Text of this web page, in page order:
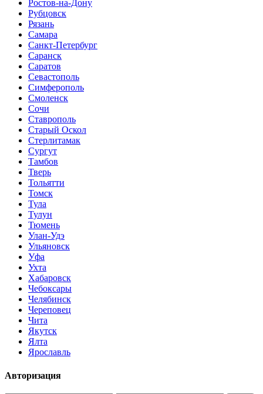
Ростов-на-Дону
Рубцовск
Рязань
Самара
Санкт-Петербург
Саранск
Саратов
Севастополь
Симферополь
Смоленск
Сочи
Ставрополь
Старый Оскол
Стерлитамак
Сургут
Тамбов
Тверь
Тольятти
Томск
Тула
Тулун
Тюмень
Улан-Удэ
Ульяновск
Уфа
Ухта
Хабаровск
Чебоксары
Челябинск
Череповец
Чита
Якутск
Ялта
Ярославль
Авторизация